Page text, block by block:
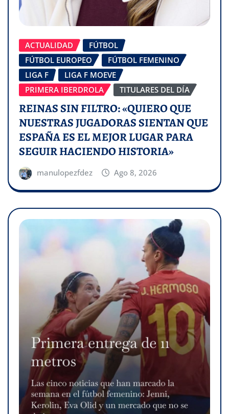
ACTUALIDAD
FÚTBOL
FÚTBOL EUROPEO
FÚTBOL FEMENINO
LIGA F
LIGA F MOEVE
PRIMERA IBERDROLA
TITULARES DEL DÍA
REINAS SIN FILTRO: «QUIERO QUE
NUESTRAS JUGADORAS SIENTAN QUE
ESPAÑA ES EL MEJOR LUGAR PARA
SEGUIR HACIENDO HISTORIA»
manulopezfdez Ago 8, 2026